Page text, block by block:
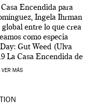
Encendida para
Ingela Ihrman
entre lo que crea
como especia
Gut Weed (Ulva
La Casa Encendida de
[…]
VER MÁS